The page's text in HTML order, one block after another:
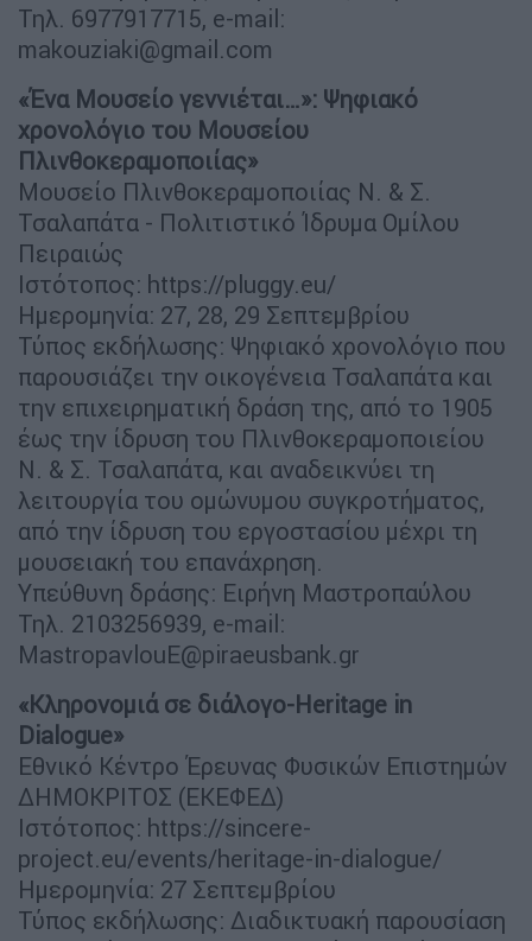
Τηλ. 6977917715, e-mail:
makouziaki@gmail.com
«Ένα Μουσείο γεννιέται…»: Ψηφιακό
χρονολόγιο του Μουσείου
Πλινθοκεραμοποιίας»
Μουσείο Πλινθοκεραμοποιίας Ν. & Σ.
Τσαλαπάτα - Πολιτιστικό Ίδρυμα Ομίλου
Πειραιώς
Ιστότοπος: https://pluggy.eu/
Ημερομηνία: 27, 28, 29 Σεπτεμβρίου
Τύπος εκδήλωσης: Ψηφιακό χρονολόγιο που
παρουσιάζει την οικογένεια Τσαλαπάτα και
την επιχειρηματική δράση της, από το 1905
έως την ίδρυση του Πλινθοκεραμοποιείου
Ν. & Σ. Τσαλαπάτα, και αναδεικνύει τη
λειτουργία του ομώνυμου συγκροτήματος,
από την ίδρυση του εργοστασίου μέχρι τη
μουσειακή του επανάχρηση.
Υπεύθυνη δράσης: Ειρήνη Μαστροπαύλου
Τηλ. 2103256939, e-mail:
MastropavlouE@piraeusbank.gr
«Κληρονομιά σε διάλογο-Heritage in
Dialogue»
Εθνικό Κέντρο Έρευνας Φυσικών Επιστημών
ΔΗΜΟΚΡΙΤΟΣ (ΕΚΕΦΕΔ)
Ιστότοπος: https://sincere-
project.eu/events/heritage-in-dialogue/
Ημερομηνία: 27 Σεπτεμβρίου
Τύπος εκδήλωσης: Διαδικτυακή παρουσίαση